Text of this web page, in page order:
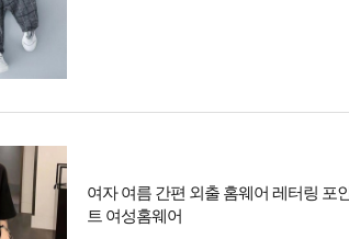
여자 여름 간편 외출 홈웨어 레터링 포
트 여성홈웨어